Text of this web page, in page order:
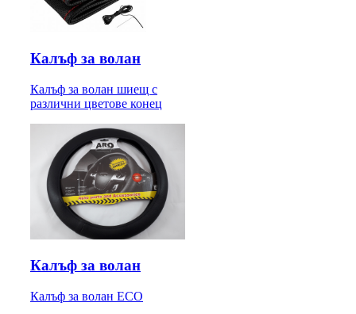
Калъф за волан
Калъф за волан шиещ с
различни цветове конец
Калъф за волан
Калъф за волан ECO